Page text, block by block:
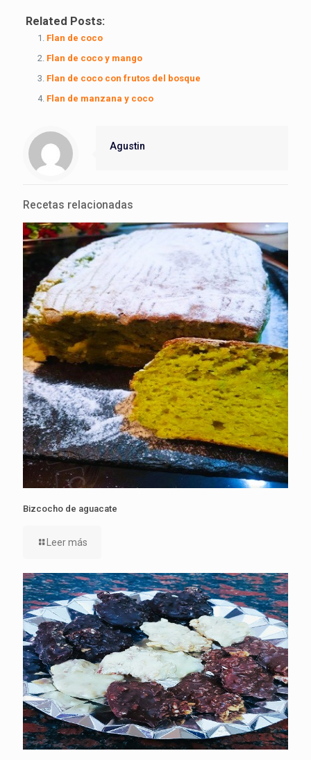
Related Posts:
Flan de coco
Flan de coco y mango
Flan de coco con frutos del bosque
Flan de manzana y coco
Agustin
Recetas relacionadas
Bizcocho de aguacate
Leer más